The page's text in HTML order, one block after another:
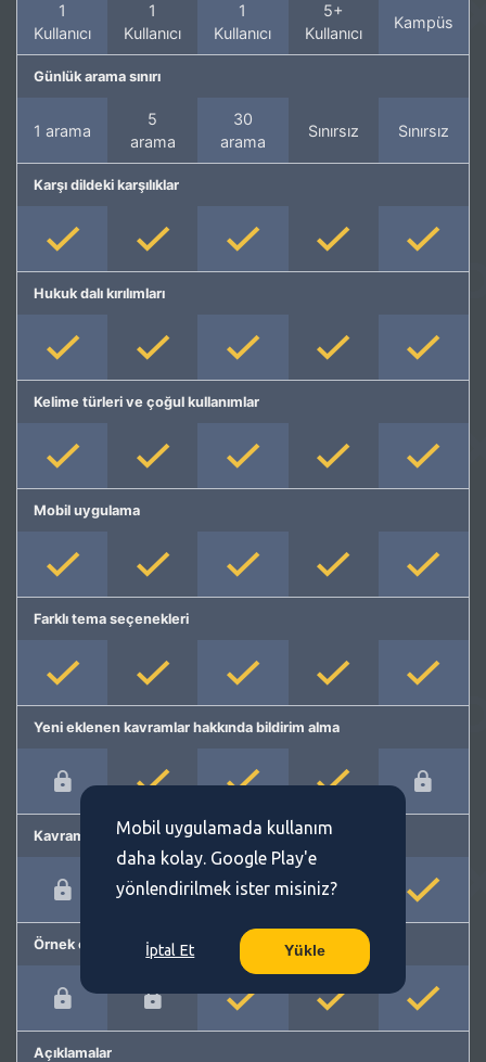
1
Kullanıcı
1
Kullanıcı
1
Kullanıcı
5+
Kullanıcı
Kampüs
Günlük arama sınırı
1 arama
5
arama
30
arama
Sınırsız Sınırsız
Karşı dildeki karşılıklar
Hukuk dalı kırılımları
Kelime türleri ve çoğul kullanımlar
Mobil uygulama
Farklı tema seçenekleri
Yeni eklenen kavramlar hakkında bildirim alma
Kavram önerme
Örnek cümleler
Açıklamalar
Mobil uygulamada kullanım
daha kolay. Google Play'e
yönlendirilmek ister misiniz?
İptal Et Yükle